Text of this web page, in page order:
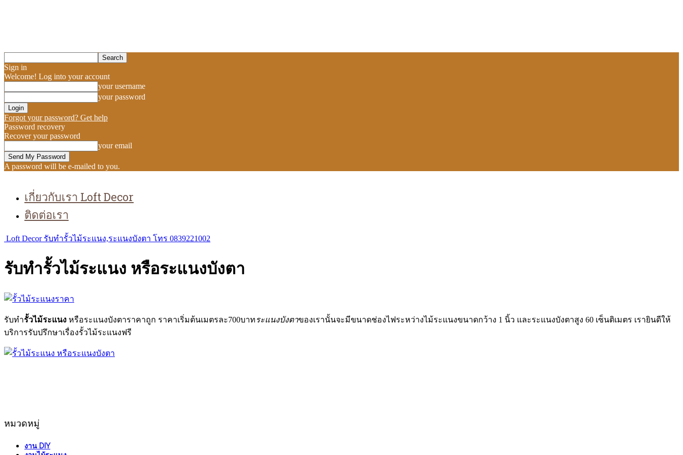
Sign in
Welcome! Log into your account
your username
your password
Forgot your password? Get help
Password recovery
Recover your password
your email
A password will be e-mailed to you.
เกี่ยวกับเรา Loft Decor
ติดต่อเรา
Loft Decor รับทำรั้วไม้ระแนง,ระแนงบังตา โทร 0839221002
รับทำรั้วไม้ระแนง หรือระแนงบังตา
รับทำรั้วไม้ระแนง หรือระแนงบังตาราคาถูก ราคาเริ่มต้นเมตรละ700บาทระแนงบังตาของเรานั้นจะมีขนาดช่องไฟระหว่างไม้ระแนงขนาดกว้าง 1 นิ้ว และระแนงบังตาสูง 60 เซ็นติเมตร เรายินดีให้
บริการรับปรึกษาเรื่องรั้วไม้ระแนงฟรี
หมวดหมู่
งาน DIY